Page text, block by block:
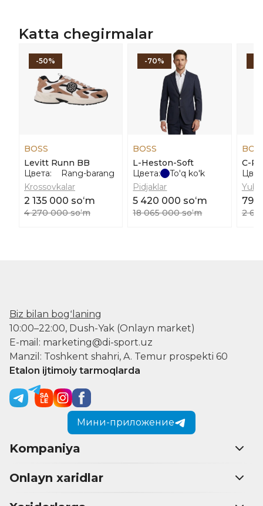
Katta chegirmalar
-50%
BOSS
Levitt Runn BB
Цвета:
Rang-barang
Krossovkalar
2 135 000 soʻm
4 270 000 soʻm
-70%
BOSS
L-Heston-Soft
Цвета:
To'q ko'k
Pidjaklar
5 420 000 soʻm
18 065 000 soʻm
C-
790
2
Biz bilan bogʻlaning
10:00–22:00, Dush-Yak (Onlayn market)
E-mail: marketing@di-sport.uz
Manzil: Toshkent shahri, A. Temur prospekti 60
Etalon ijtimoiy tarmoqlarda
Мини-приложение
Kompaniya
Onlayn xaridlar